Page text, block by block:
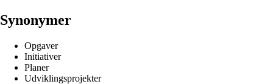
Synonymer
Opgaver
Initiativer
Planer
Udviklingsprojekter